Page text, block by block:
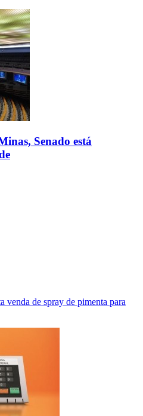
Senado está
venda de spray de pimenta para